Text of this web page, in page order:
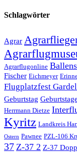
Schlagwörter
Agrar
Agrarflugonline
Fischer Eichmeyer
Flugplatzfest
Geburtstag Geburtstage
Herrmann Dietze
Kyritz Landkreis
Ostern Pawnee PZL-106
37 Z-37 2 Z-37